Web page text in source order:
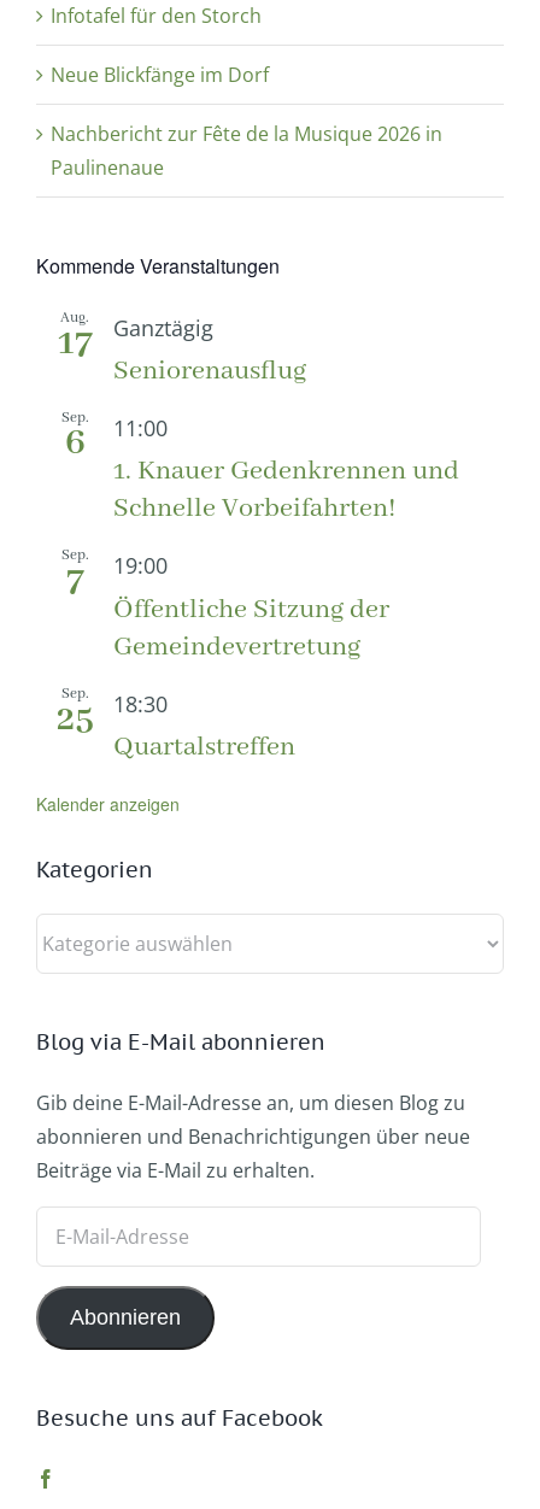
Infotafel für den Storch
Neue Blickfänge im Dorf
Nachbericht zur Fête de la Musique 2026 in
Paulinenaue
Kommende Veranstaltungen
Aug.
17 Ganztägig
Seniorenausflug
Sep.
6 11:00
1. Knauer Gedenkrennen und
Schnelle Vorbeifahrten!
Sep.
7 19:00
Öffentliche Sitzung der
Gemeindevertretung
Sep.
25 18:30
Quartalstreffen
Kalender anzeigen
Kategorien
Kategorien
Blog via E-Mail abonnieren
Gib deine E-Mail-Adresse an, um diesen Blog zu
abonnieren und Benachrichtigungen über neue
Beiträge via E-Mail zu erhalten.
Adresse
Abonnieren
Besuche uns auf Facebook